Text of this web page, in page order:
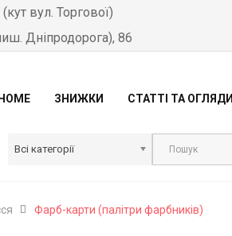
вул. Торгової)
Дніпродорога), 86
HOME ЗНИЖКИ СТАТТІ ТА ОГЛЯДИ
Всі категорії
Фарб-карти (палітри фарбників)